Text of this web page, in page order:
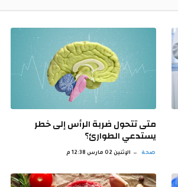
متى تتحول ضربة الرأس إلى خطر
يستدعي الطوارئ؟
صحة الإثنين 02 مارس 12:38 م